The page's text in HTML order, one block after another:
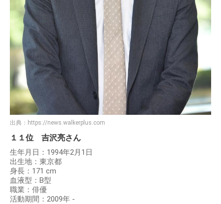
出典： https://news.walkerplus.com
１１位 吉沢亮さん
生年月日：1994年2月1日
出生地：東京都
身長：171 cm
血液型：B型
職業：俳優
活動期間：2009年 -